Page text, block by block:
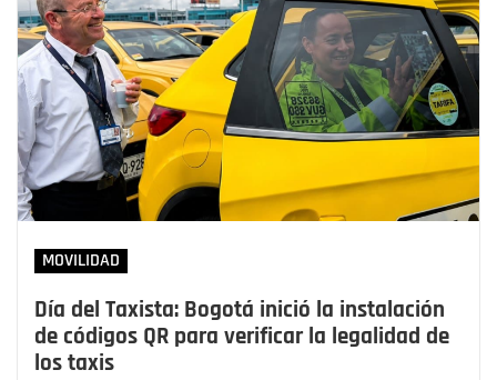
MOVILIDAD
Día del Taxista: Bogotá inició la instalación
de códigos QR para verificar la legalidad de
los taxis